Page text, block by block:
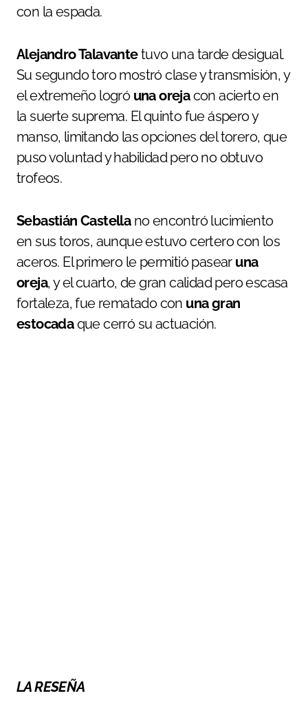
con la espada.
Alejandro Talavantetuvo una tarde desigual.
Su segundo toro mostró clase y transmisión, y
el extremeño logró una orejacon acierto en
la suerte suprema. El quinto fue áspero y
manso, limitando las opciones del torero, que
puso voluntad y habilidad pero no obtuvo
trofeos.
Sebastián Castellano encontró lucimiento
en sus toros, aunque estuvo certero con los
aceros. El primero le permitió pasear una
oreja, y el cuarto, de gran calidad pero escasa
fortaleza, fue rematado con una gran
estocadaque cerró su actuación.
LA RESEÑA